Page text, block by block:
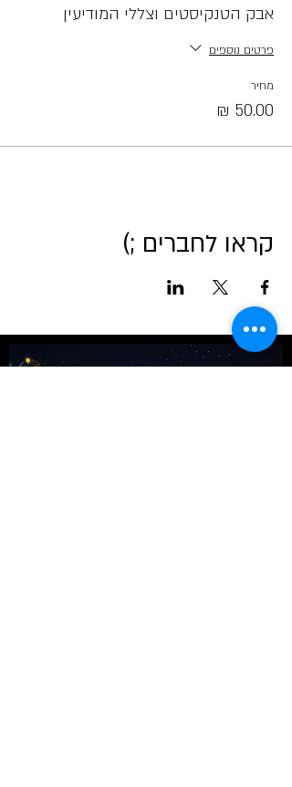
אבק הטנקיסטים וצללי המודיעין
פרטים נוספים
מחיר
קראו לחברים ;)